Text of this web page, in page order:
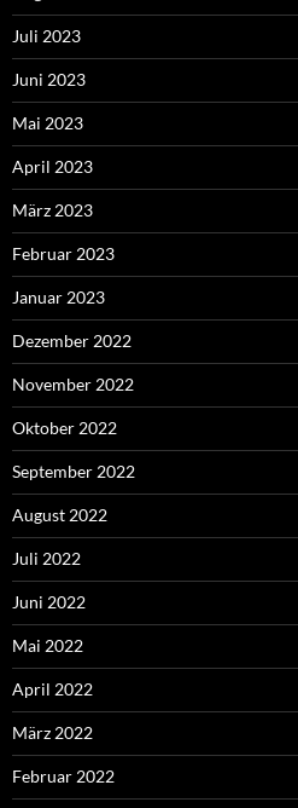
Juli 2023
Juni 2023
Mai 2023
April 2023
März 2023
Februar 2023
Januar 2023
Dezember 2022
November 2022
Oktober 2022
September 2022
August 2022
Juli 2022
Juni 2022
Mai 2022
April 2022
März 2022
Februar 2022